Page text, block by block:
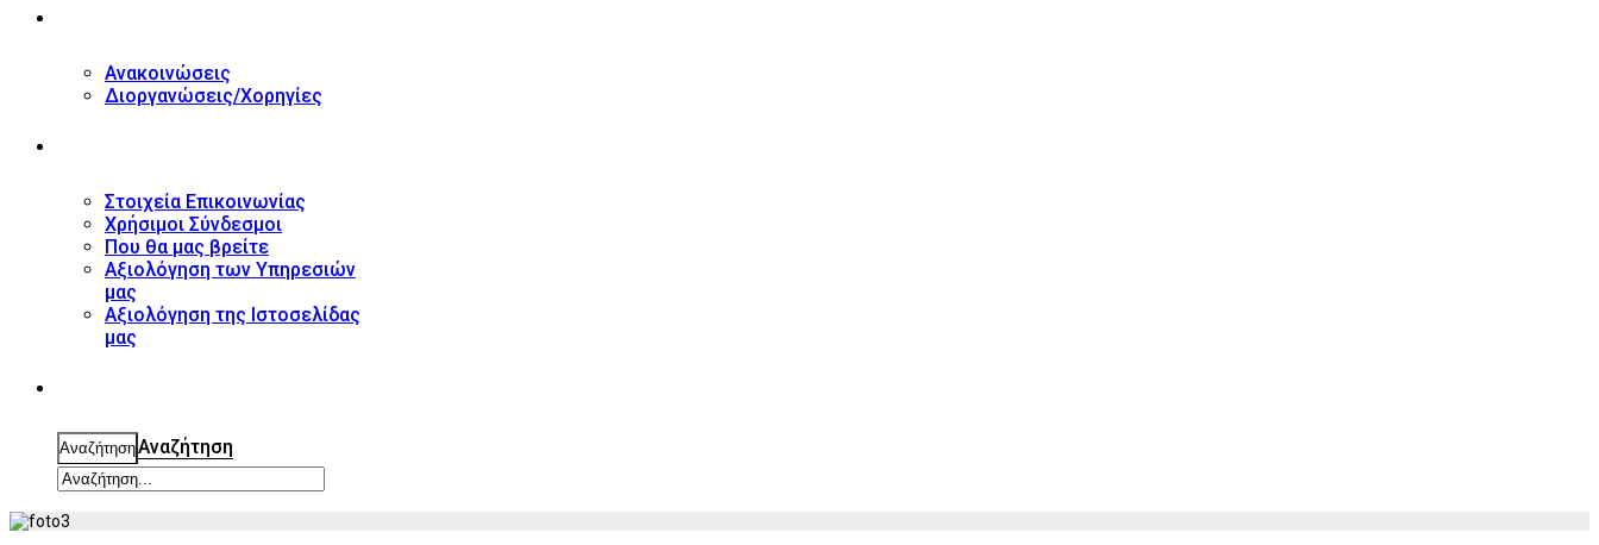
Ανακοινώσεις
Διοργανώσεις/Χορηγίες
Στοιχεία Επικοινωνίας
Χρήσιμοι Σύνδεσμοι
Που θα μας βρείτε
Αξιολόγηση των Υπηρεσιών
μας
Αξιολόγηση της Ιστοσελίδας
μας
ΑναζήτησηΑναζήτηση